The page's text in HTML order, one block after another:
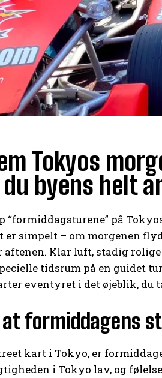
Tokyos
du byens helt
“formiddagsturene” på
er simpelt – om morgenen
Klar luft, stadig
tidsrum på en guidet
eventyret i det øjeblik, du
formiddagens
kart i Tokyo, er
i Tokyo lav, og